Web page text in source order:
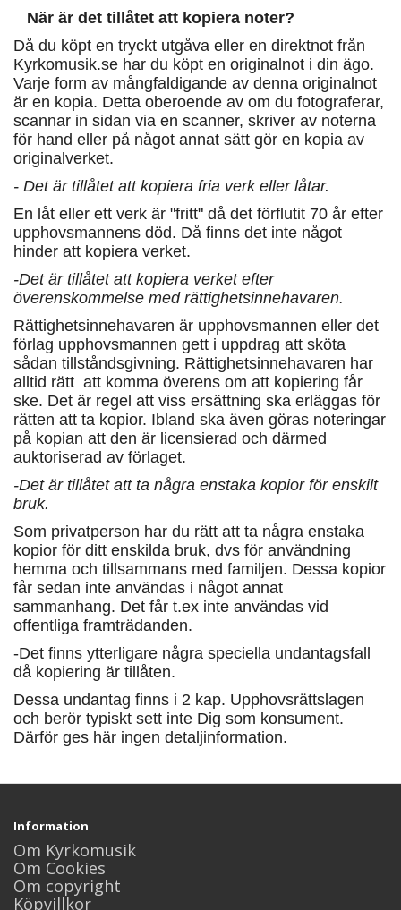
När är det tillåtet att kopiera noter?
Då du köpt en tryckt utgåva eller en direktnot från
Kyrkomusik.se har du köpt en originalnot i din ägo.
Varje form av mångfaldigande av denna originalnot
är en kopia. Detta oberoende av om du fotograferar,
scannar in sidan via en scanner, skriver av noterna
för hand eller på något annat sätt gör en kopia av
originalverket.
- Det är tillåtet att kopiera fria verk eller låtar.
En låt eller ett verk är "fritt" då det förflutit 70 år efter
upphovsmannens död. Då finns det inte något
hinder att kopiera verket.
-Det är tillåtet att kopiera verket efter
överenskommelse med rättighetsinnehavaren.
Rättighetsinnehavaren är upphovsmannen eller det
förlag upphovsmannen gett i uppdrag att sköta
sådan tillståndsgivning. Rättighetsinnehavaren har
alltid rätt att komma överens om att kopiering får
ske. Det är regel att viss ersättning ska erläggas för
rätten att ta kopior. Ibland ska även göras noteringar
på kopian att den är licensierad och därmed
auktoriserad av förlaget.
-Det är tillåtet att ta några enstaka kopior för enskilt
bruk.
Som privatperson har du rätt att ta några enstaka
kopior för ditt enskilda bruk, dvs för användning
hemma och tillsammans med familjen. Dessa kopior
får sedan inte användas i något annat
sammanhang. Det får t.ex inte användas vid
offentliga framträdanden.
-Det finns ytterligare några speciella undantagsfall
då kopiering är tillåten.
Dessa undantag finns i 2 kap. Upphovsrättslagen
och berör typiskt sett inte Dig som konsument.
Därför ges här ingen detaljinformation.
Information
Om Kyrkomusik
Om Cookies
Om copyright
Köpvillkor